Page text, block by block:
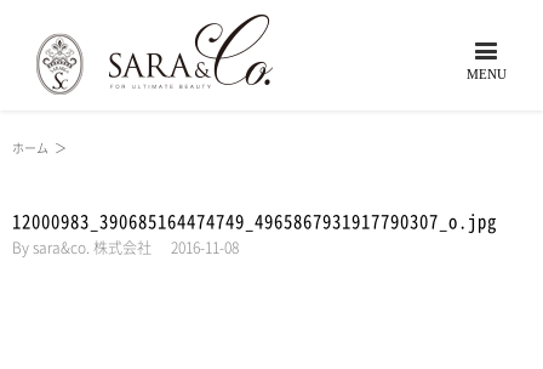
ホーム ＞
12000983_390685164474749_4965867931917790307_o.jpg
Bysara&co. 株式会社 2016-11-08